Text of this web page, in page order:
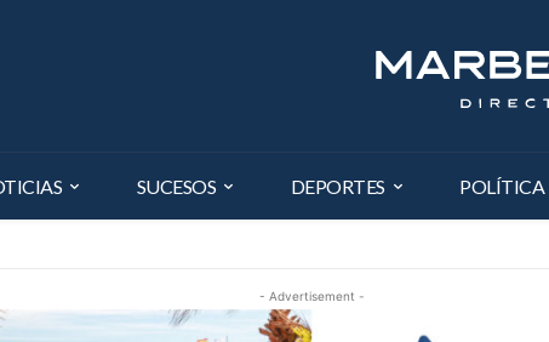
SUCESOS DEPORTES POLÍTICA
- Advertisement -